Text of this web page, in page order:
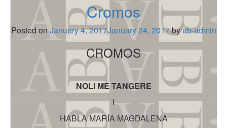
Cromos
Posted onJanuary 4, 2017January 24, 2017byab-admin
CROMOS
NOLI ME TANGERE
I
HABLA MARÍA MAGDALENA